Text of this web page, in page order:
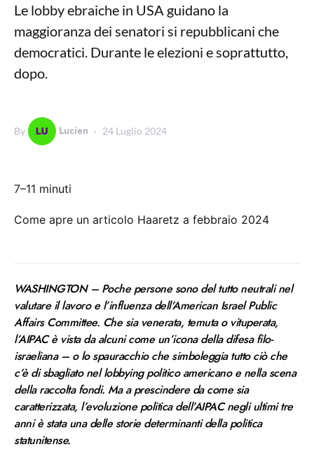
Le lobby ebraiche in USA guidano la
maggioranza dei senatori si repubblicani che
democratici. Durante le elezioni e soprattutto,
dopo.
By Lucien 24 Luglio 2024
7–11 minuti
Come apre un articolo Haaretz a febbraio 2024
WASHINGTON – Poche persone sono del tutto neutrali nel
valutare il lavoro e l’influenza dell’American Israel Public
Affairs Committee. Che sia venerata, temuta o vituperata,
l’AIPAC è vista da alcuni come un’icona della difesa filo-
israeliana – o lo spauracchio che simboleggia tutto ciò che
c’è di sbagliato nel lobbying politico americano e nella scena
della raccolta fondi. Ma a prescindere da come sia
caratterizzata, l’evoluzione politica dell’AIPAC negli ultimi tre
anni è stata una delle storie determinanti della politica
statunitense.